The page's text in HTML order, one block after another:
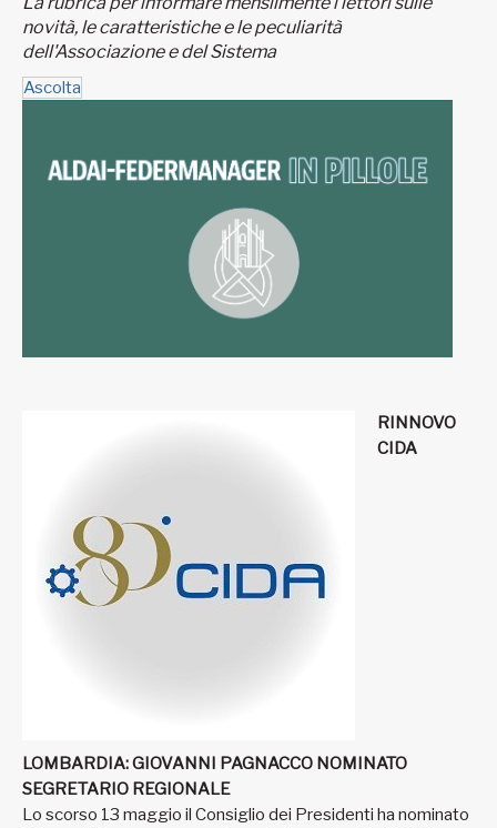
novità, le caratteristiche e le peculiarità
dell'Associazione e del Sistema
Ascolta
RINNOVO
CIDA
LOMBARDIA: GIOVANNI PAGNACCO NOMINATO
SEGRETARIO REGIONALE
Lo scorso 13 maggio il Consiglio dei Presidenti ha nominato